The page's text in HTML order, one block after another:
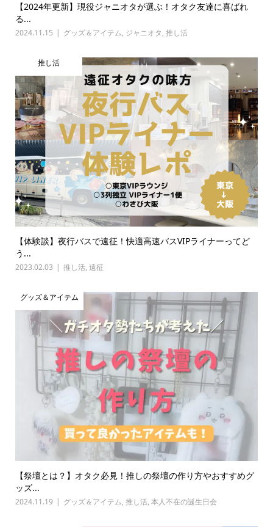
【2024年更新】現役ジャニオタが選ぶ！オタク友達に喜ばれ
る...
2024.11.15 グッズ＆アイテム, ジャニオタ, 推し活
推し活
【体験談】夜行バスで遠征！快適高速バスVIPライナーってど
う...
2023.02.03 推し活, 遠征
グッズ＆アイテム
【祭壇とは？】オタク必見！推しの祭壇の作り方やおすすめグ
ッズ...
2024.11.19 グッズ＆アイテム, 推し活, 本人不在の誕生日会